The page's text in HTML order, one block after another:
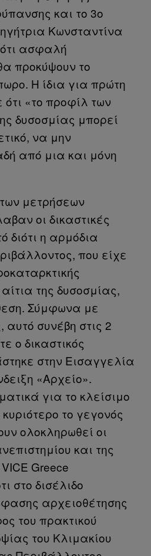
και το 3ο
Κωνσταντίνα
ότι ασφαλή
προκύψουν το
Η ίδια για πρώτη
«το προφίλ των
δυσοσμίας μπορεί
να μην
από μια και μόνη
μετρήσεων
οι δικαστικές
διότι η αρμόδια
που είχε
της δυσοσμίας,
Σύμφωνα με
συνέβη στις 2
ο δικαστικός
στην Εισαγγελία
«Αρχείο».
για το κλείσιμο
το γεγονός
ολοκληρωθεί οι
και της
Greece
στο δισέλιδο
αρχειοθέτησης
του πρακτικού
του Κλιμακίου